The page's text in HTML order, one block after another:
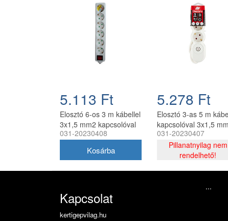
5.113 Ft
Elosztó 6-os 3 m kábellel
3x1,5 mm2 kapcsolóval
KF-06CK-3M BV
031-20230408
5.278 Ft
Elosztó 3-as 5 m
kapcsolóval 3x1,5
KF-03CK-5,0m
031-20230407
Pillanatnyilag nem
rendelhető!
Kapcsolat
kertigepvilag.hu
...